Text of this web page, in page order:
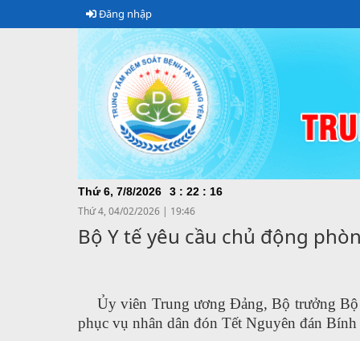
Đăng nhập
Thứ 6, 7/8/2026 3 : 22 : 17
Thứ 4, 04/02/2026 | 19:46
Bộ Y tế yêu cầu chủ động
Ủy viên Trung ương Đảng, Bộ trưởng
phục vụ nhân dân đón Tết Nguyên đán